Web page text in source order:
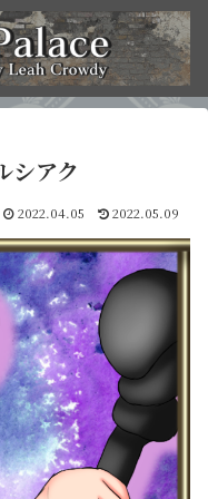
アク
2022.04.05 2022.05.09